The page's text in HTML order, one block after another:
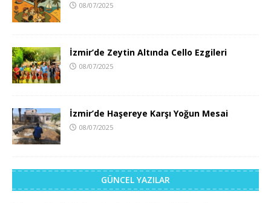
08/07/2025
İzmir’de Zeytin Altında Cello Ezgileri
08/07/2025
İzmir’de Haşereye Karşı Yoğun Mesai
08/07/2025
GÜNCEL YAZILAR